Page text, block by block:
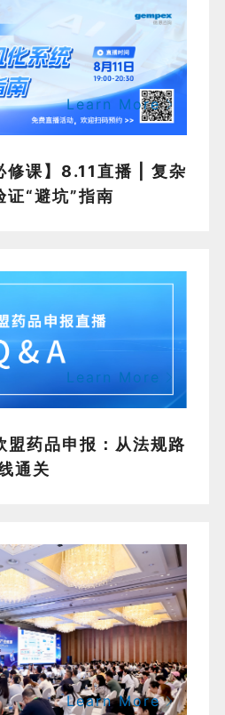
修课】8.11直播 | 复杂
证“避坑”指南
Learn More
药品申报：从法规路
通关
Learn More
Learn More